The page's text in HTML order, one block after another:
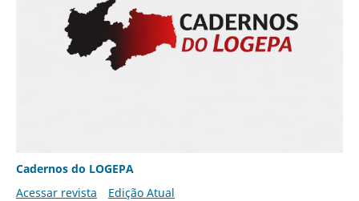
Cadernos do LOGEPA
Acessar revista
Edição Atual